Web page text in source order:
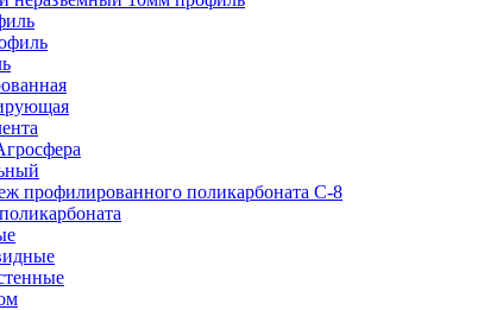
профилированного поликарбоната С-8